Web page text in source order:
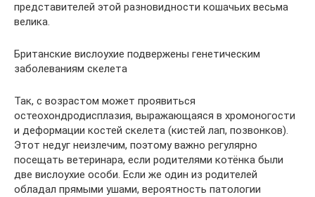
представителей этой разновидности кошачьих весьма
велика.
Британские вислоухие подвержены генетическим
заболеваниям скелета
Так, с возрастом может проявиться
остеохондродисплазия, выражающаяся в хромоногости
и деформации костей скелета (кистей лап, позвонков).
Этот недуг неизлечим, поэтому важно регулярно
посещать ветеринара, если родителями котёнка были
две вислоухие особи. Если же один из родителей
обладал прямыми ушами, вероятность патологии